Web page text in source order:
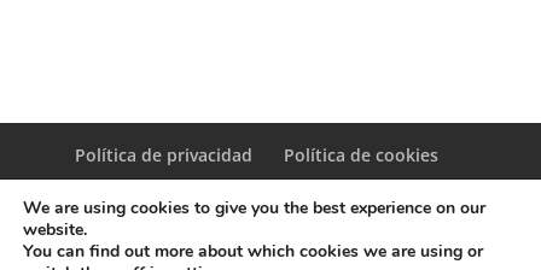
Política de privacidad Política de cookies
We are using cookies to give you the best experience on our
website.
You can find out more about which cookies we are using or